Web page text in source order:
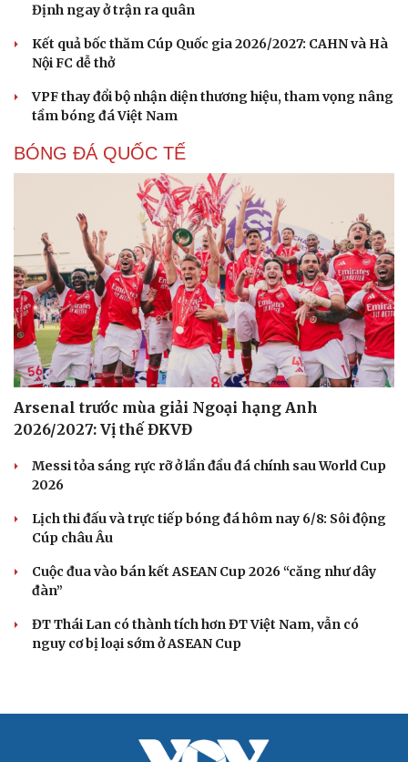
Định ngay ở trận ra quân
Kết quả bốc thăm Cúp Quốc gia 2026/2027: CAHN và Hà
Nội FC dễ thở
VPF thay đổi bộ nhận diện thương hiệu, tham vọng nâng
tầm bóng đá Việt Nam
BÓNG ĐÁ QUỐC TẾ
Arsenal trước mùa giải Ngoại hạng Anh
2026/2027: Vị thế ĐKVĐ
Messi tỏa sáng rực rỡ ở lần đầu đá chính sau World Cup
2026
Lịch thi đấu và trực tiếp bóng đá hôm nay 6/8: Sôi động
Cúp châu Âu
Cuộc đua vào bán kết ASEAN Cup 2026 “căng như dây
đàn”
ĐT Thái Lan có thành tích hơn ĐT Việt Nam, vẫn có
nguy cơ bị loại sớm ở ASEAN Cup